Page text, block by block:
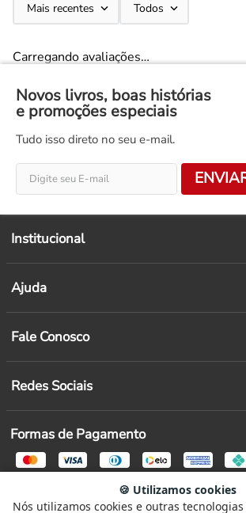
Mais recentes Todos
Carregando avaliações…
Novos livros, boas histórias
e promoções especiais
Tudo isso direto no seu e-mail.
Institucional
Ajuda
Fale Conosco
Redes Sociais
Formas de Pagamento
🍪 Utilizamos cookies
Nós utilizamos cookies e outras